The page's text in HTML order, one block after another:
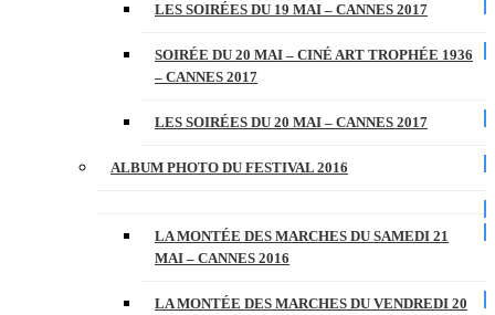
LES SOIRÉES DU 19 MAI – CANNES 2017
SOIRÉE DU 20 MAI – CINÉ ART TROPHÉE 1936
– CANNES 2017
LES SOIRÉES DU 20 MAI – CANNES 2017
ALBUM PHOTO DU FESTIVAL 2016
LA MONTÉE DES MARCHES DU SAMEDI 21
MAI – CANNES 2016
LA MONTÉE DES MARCHES DU VENDREDI 20